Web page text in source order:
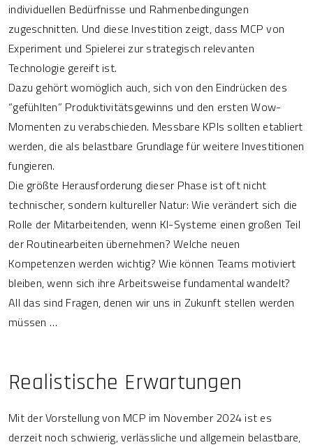
individuellen Bedürfnisse und Rahmenbedingungen
zugeschnitten. Und diese Investition zeigt, dass MCP von
Experiment und Spielerei zur strategisch relevanten
Technologie gereift ist.
Dazu gehört womöglich auch, sich von den Eindrücken des
“gefühlten” Produktivitätsgewinns und den ersten Wow-
Momenten zu verabschieden. Messbare KPIs sollten etabliert
werden, die als belastbare Grundlage für weitere Investitionen
fungieren.
Die größte Herausforderung dieser Phase ist oft nicht
technischer, sondern kultureller Natur: Wie verändert sich die
Rolle der Mitarbeitenden, wenn KI-Systeme einen großen Teil
der Routinearbeiten übernehmen? Welche neuen
Kompetenzen werden wichtig? Wie können Teams motiviert
bleiben, wenn sich ihre Arbeitsweise fundamental wandelt?
All das sind Fragen, denen wir uns in Zukunft stellen werden
müssen …
Realistische Erwartungen
Mit der Vorstellung von MCP im November 2024 ist es
derzeit noch schwierig, verlässliche und allgemein belastbare,